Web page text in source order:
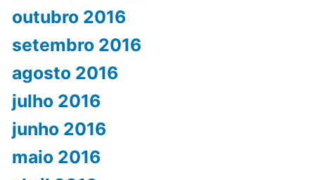
outubro 2016
setembro 2016
agosto 2016
julho 2016
junho 2016
maio 2016